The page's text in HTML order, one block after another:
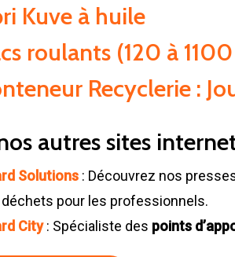
Kuve à huile
roulants (120 à
Recyclerie :
autres sites
Solutions : Découvrez nos
pour les professionnels.
City: Spécialiste des points